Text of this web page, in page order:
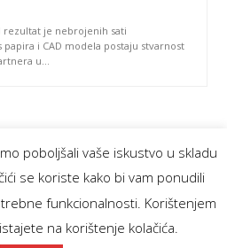
rezultat je nebrojenih sati
i CAD modela postaju stvarnost
u…
INSTAGRAM YOUTUBE
poboljšali vaše iskustvo u skladu
se koriste kako bi vam ponudili
funkcionalnosti. Korištenjem
na korištenje kolačića.